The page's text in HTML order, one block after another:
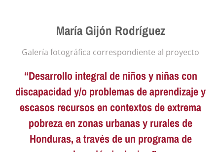
María Gijón Rodríguez
Galería fotográfica correspondiente al proyecto
“Desarrollo integral de niños y niñas con
discapacidad y/o problemas de aprendizaje y
escasos recursos en contextos de extrema
pobreza en zonas urbanas y rurales de
Honduras, a través de un programa de